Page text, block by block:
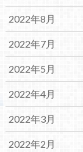
2022年8月
2022年7月
2022年5月
2022年4月
2022年3月
2022年2月